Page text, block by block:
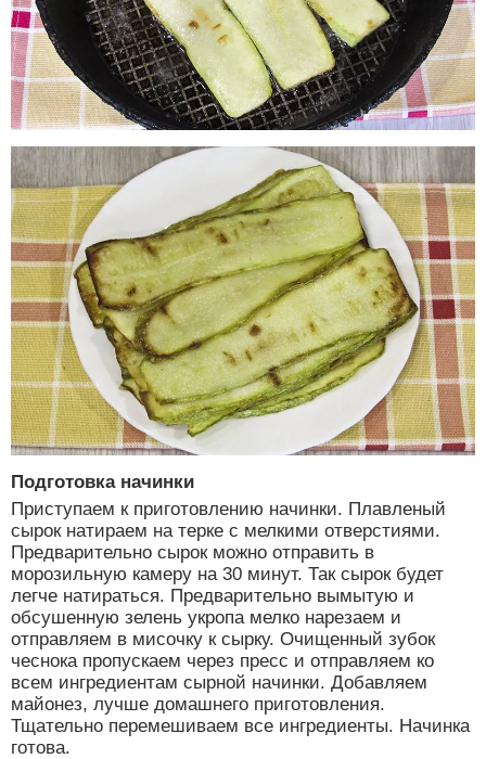
Подготовка начинки
Приступаем к приготовлению начинки. Плавленый
сырок натираем на терке с мелкими отверстиями.
Предварительно сырок можно отправить в
морозильную камеру на 30 минут. Так сырок будет
легче натираться. Предварительно вымытую и
обсушенную зелень укропа мелко нарезаем и
отправляем в мисочку к сырку. Очищенный зубок
чеснока пропускаем через пресс и отправляем ко
всем ингредиентам сырной начинки. Добавляем
майонез, лучше домашнего приготовления.
Тщательно перемешиваем все ингредиенты. Начинка
готова.